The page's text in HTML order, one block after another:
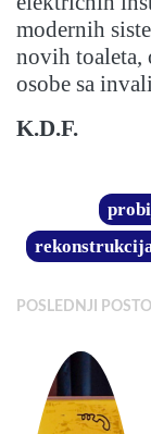
modernih
novih toaleta,
osobe sa
K.D.F.
POSLEDNJI